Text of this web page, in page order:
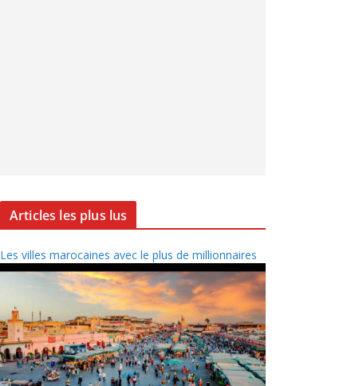
Articles les plus lus
Les villes marocaines avec le plus de millionnaires